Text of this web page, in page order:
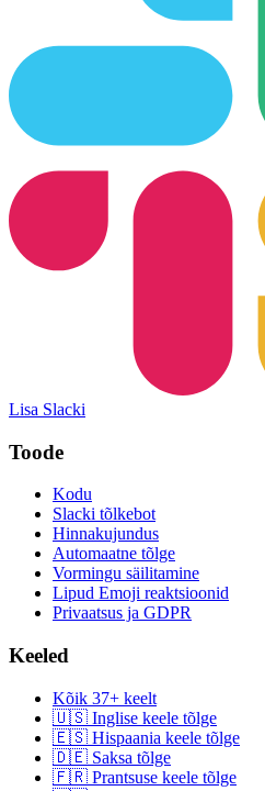
Lisa Slacki
Toode
Kodu
Slacki tõlkebot
Hinnakujundus
Automaatne tõlge
Vormingu säilitamine
Lipud Emoji reaktsioonid
Privaatsus ja GDPR
Keeled
Kõik 37+ keelt
🇺🇸 Inglise keele tõlge
🇪🇸 Hispaania keele tõlge
🇩🇪 Saksa tõlge
🇫🇷 Prantsuse keele tõlge